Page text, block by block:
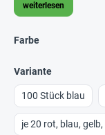
weiterlesen
Farbe
Variante
100 Stück blau
je 20 rot, blau,